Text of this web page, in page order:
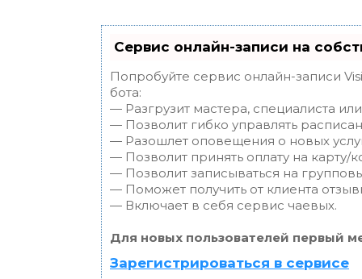
Сервис онлайн-записи на
Попробуйте сервис онлайн-записи
бота:
— Разгрузит мастера, специалиста
— Позволит гибко управлять
— Разошлет оповещения о новых
— Позволит принять оплату на карту/
— Позволит записываться на
— Поможет получить от клиента
— Включает в себя сервис чаевых.
Для новых пользователей первый
Зарегистрироваться в сервисе